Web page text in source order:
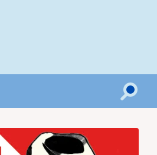
Toggle